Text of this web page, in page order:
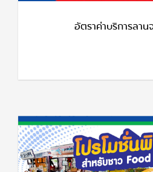
อัตราค่าบริการลา